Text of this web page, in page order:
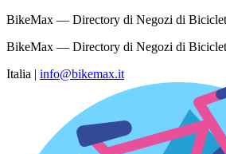
BikeMax — Directory di Negozi di
BikeMax — Directory di Negozi di
Italia | info@bikemax.it